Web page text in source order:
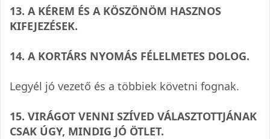
13. A KÉREM ÉS A KÖSZÖ­NÖM HASZ­NOS
KIFEJEZÉSEK.
14. A KOR­TÁRS NYO­MÁS FÉLEL­ME­TES DOLOG.
Legyél jó vezető és a töb­biek követni fognak.
15. VIRÁ­GOT VENNI SZÍ­VED VÁLASZ­TOTT­JÁ­NAK
CSAK ÚGY, MIN­DIG JÓ ÖTLET.